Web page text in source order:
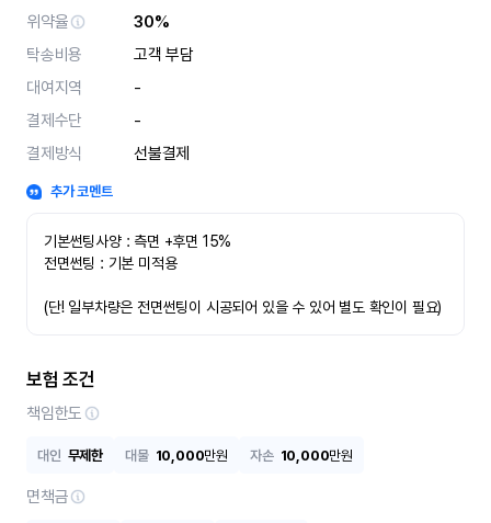
위약율
30%
탁송비용
고객 부담
대여지역
-
결제수단
-
결제방식
선불결제
추가 코멘트
기본썬팅사양 : 측면 +후면 15%
전면썬팅 : 기본 미적용
(단! 일부차량은 전면썬팅이 시공되어 있을 수 있어 별도 확인이 필요)
보험 조건
책임한도
대인 무제한 대물 10,000만원 자손 10,000만원
면책금